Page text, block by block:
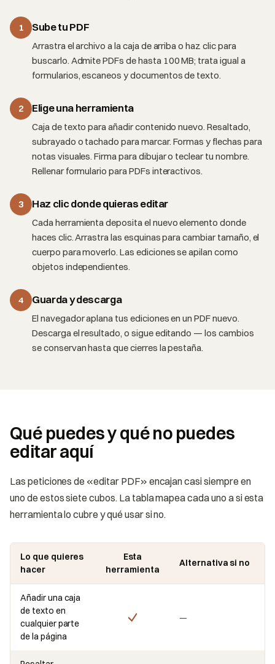
1 Sube tu PDF
Arrastra el archivo a la caja de arriba o haz clic para
buscarlo. Admite PDFs de hasta 100 MB; trata igual a
formularios, escaneos y documentos de texto.
2 Elige una herramienta
Caja de texto para añadir contenido nuevo. Resaltado,
subrayado o tachado para marcar. Formas y flechas para
notas visuales. Firma para dibujar o teclear tu nombre.
Rellenar formulario para PDFs interactivos.
3 Haz clic donde quieras editar
Cada herramienta deposita el nuevo elemento donde
haces clic. Arrastra las esquinas para cambiar tamaño, el
cuerpo para moverlo. Las ediciones se apilan como
objetos independientes.
4 Guarda y descarga
El navegador aplana tus ediciones en un PDF nuevo.
Descarga el resultado, o sigue editando — los cambios
se conservan hasta que cierres la pestaña.
Qué puedes y qué no puedes
editar aquí
Las peticiones de «editar PDF» encajan casi siempre en
uno de estos siete cubos. La tabla mapea cada uno a si esta
herramienta lo cubre y qué usar si no.
Lo que quieres
hacer
Esta
herramienta
Alternativa si no
Añadir una caja
de texto en
cualquier parte
de la página
—